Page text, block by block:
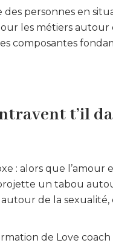
personnes en
les métiers autour
composantes
t’il
: alors que l’amour
un tabou
autour de la
de Love